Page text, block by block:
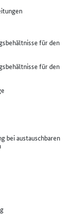
für den
für den
bei austauschbaren